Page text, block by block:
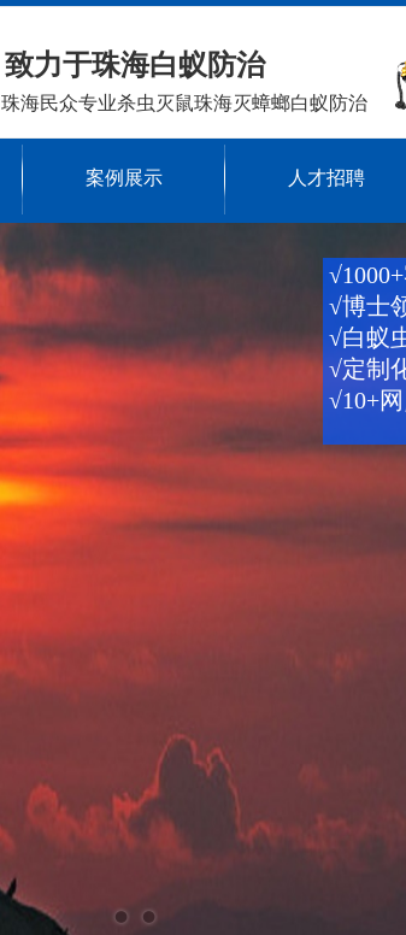
致力于珠海白蚁防治
珠海民众专业杀虫灭鼠珠海灭蟑螂白蚁防治
案例展示 人才招聘
√博士
√白蚁
√定制
√10+